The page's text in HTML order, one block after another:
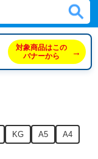
対象商品はこの
バナーから
→
KG A5 A4